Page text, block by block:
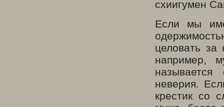
схиигумен
Если мы
целовать за
например,
неверия.
крестик со